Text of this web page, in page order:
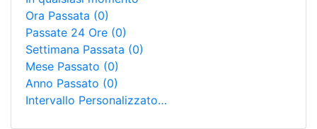
Ora Passata (0)
Passate 24 Ore (0)
Settimana Passata (0)
Mese Passato (0)
Anno Passato (0)
Intervallo Personalizzato…